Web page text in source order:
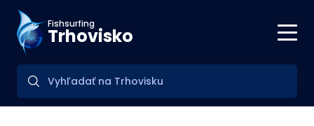
Fishsurfing
Trhovisko